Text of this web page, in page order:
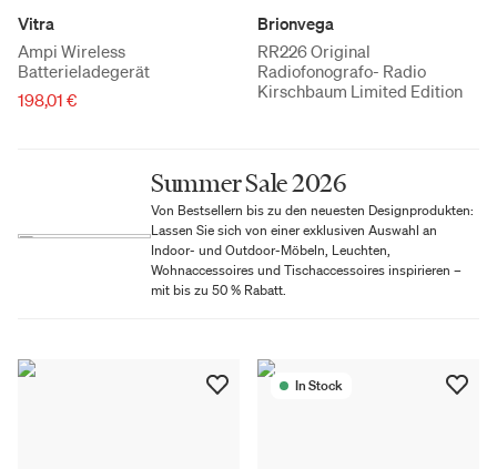
Vitra
Ampi Wireless
Batterieladegerät
198,01 €
Brionvega
RR226 Original
Radiofonografo- Radio
Kirschbaum Limited Edition
Summer Sale 2026
Von Bestsellern bis zu den neuesten Designprodukten:
Lassen Sie sich von einer exklusiven Auswahl an
Indoor- und Outdoor-Möbeln, Leuchten,
Wohnaccessoires und Tischaccessoires inspirieren –
mit bis zu 50 % Rabatt.
In Stock